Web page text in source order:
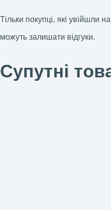
Тільки покупці, які увійшли
можуть залишати відгуки.
Супутні